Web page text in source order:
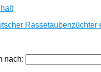
Rassetaubenzüchter
nach: